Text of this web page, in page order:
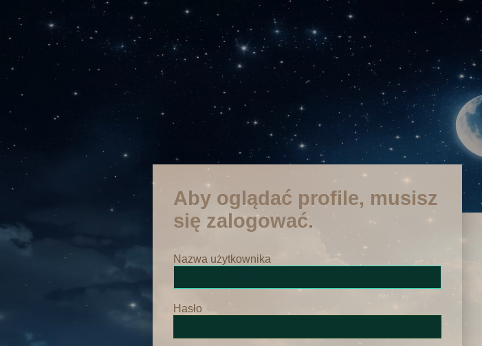
Aby oglądać profile, musisz
się zalogować.
Nazwa użytkownika
Hasło